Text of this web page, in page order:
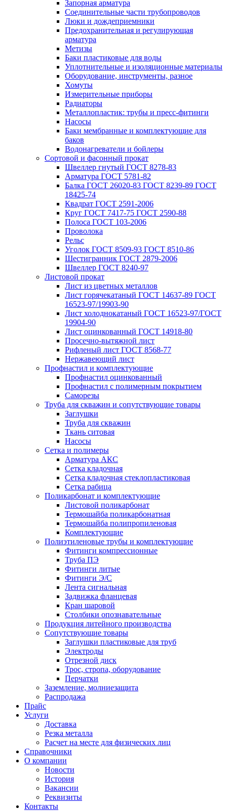
Запорная арматура
Соединительные части трубопроводов
Люки и дождеприемники
Предохранительная и регулирующая
арматура
Метизы
Баки пластиковые для воды
Уплотнительные и изоляционные материалы
Оборудование, инструменты, разное
Хомуты
Измерительные приборы
Радиаторы
Металлопластик: трубы и пресс-фитинги
Насосы
Баки мембранные и комплектующие для
баков
Водонагреватели и бойлеры
Сортовой и фасонный прокат
Швеллер гнутый ГОСТ 8278-83
Арматура ГОСТ 5781-82
Балка ГОСТ 26020-83 ГОСТ 8239-89 ГОСТ
18425-74
Квадрат ГОСТ 2591-2006
Круг ГОСТ 7417-75 ГОСТ 2590-88
Полоса ГОСТ 103-2006
Проволока
Рельс
Уголок ГОСТ 8509-93 ГОСТ 8510-86
Шестигранник ГОСТ 2879-2006
Швеллер ГОСТ 8240-97
Листовой прокат
Лист из цветных металлов
Лист горячекатаный ГОСТ 14637-89 ГОСТ
16523-97/19903-90
Лист холоднокатаный ГОСТ 16523-97/ГОСТ
19904-90
Лист оцинкованный ГОСТ 14918-80
Просечно-вытяжной лист
Рифленый лист ГОСТ 8568-77
Нержавеющий лист
Профнастил и комплектующие
Профнастил оцинкованный
Профнастил с полимерным покрытием
Саморезы
Труба для скважин и сопутствующие товары
Заглушки
Труба для скважин
Ткань ситовая
Насосы
Сетка и полимеры
Арматура АКС
Сетка кладочная
Сетка кладочная стеклопластиковая
Сетка рабица
Поликарбонат и комплектующие
Листовой поликарбонат
Термошайба поликарбонатная
Термошайба полипропиленовая
Комплектующие
Полиэтиленовые трубы и комплектующие
Фитинги компрессионные
Труба ПЭ
Фитинги литые
Фитинги Э/С
Лента сигнальная
Задвижка фланцевая
Кран шаровой
Столбики опознавательные
Продукция литейного производства
Сопутствующие товары
Заглушки пластиковые для труб
Электроды
Отрезной диск
Трос, стропа, оборудование
Перчатки
Заземление, молниезащита
Распродажа
Прайс
Услуги
Доставка
Резка металла
Расчет на месте для физических лиц
Справочники
О компании
Новости
История
Вакансии
Реквизиты
Контакты